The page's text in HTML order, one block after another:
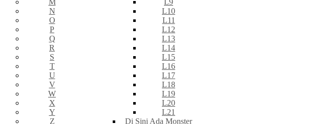
M
N
O
P
Q
R
S
T
U
V
W
X
Y
Z
L9
L10
L11
L12
L13
L14
L15
L16
L17
L18
L19
L20
L21
Di Sini Ada Monster